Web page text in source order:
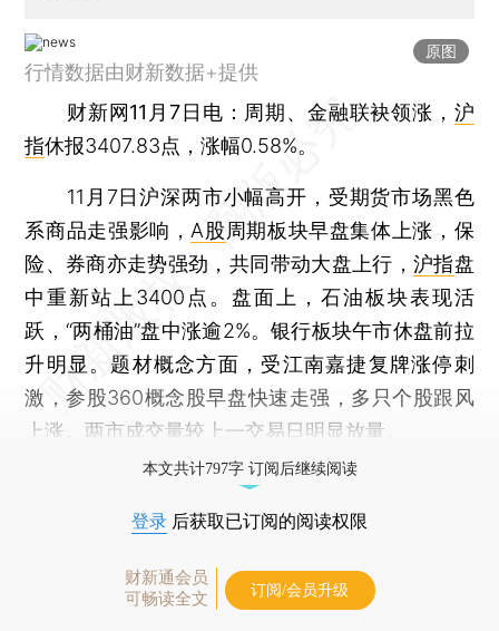
原图
行情数据由财新数据+提供
财新网11月7日电 ：周期、金融联袂领涨， 沪
指休报3407.83点，涨幅0.58%。
11月7日沪深两市小幅高开，受期货市场黑色
系商品走强影响， A股周期板块早盘集体上涨，保
险、券商亦走势强劲，共同带动大盘上行， 沪指盘
中重新站上3400点。盘面上，石油板块表现活
跃，“两桶油”盘中涨逾2%。银行板块午市休盘前拉
升明显。题材概念方面，受江南嘉捷复牌涨停刺
激，参股360概念股早盘快速走强，多只个股跟风
上涨。两市成交量较上一交易日明显放量。
本文共计797字 订阅后继续阅读
登录 后获取已订阅的阅读权限
财新通会员
可畅读全文
订阅/会员升级